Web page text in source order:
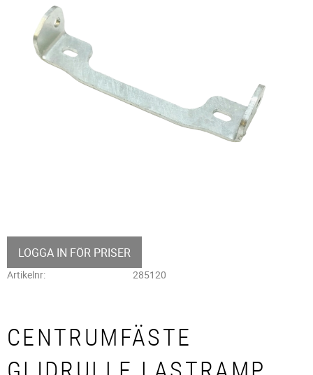
LOGGA IN FÖR PRISER
Artikelnr 285120
CENTRUMFÄSTE